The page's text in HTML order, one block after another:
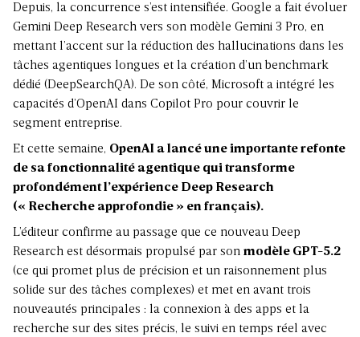
Depuis, la concurrence s’est intensifiée. Google a fait évoluer
Gemini Deep Research vers son modèle Gemini 3 Pro, en
mettant l’accent sur la réduction des hallucinations dans les
tâches agentiques longues et la création d’un benchmark
dédié (DeepSearchQA). De son côté, Microsoft a intégré les
capacités d’OpenAI dans Copilot Pro pour couvrir le
segment entreprise.
Et cette semaine, OpenAI a lancé une importante refonte
de sa fonctionnalité agentique qui transforme
profondément l’expérience Deep Research
(« Recherche approfondie » en français).
L’éditeur confirme au passage que ce nouveau Deep
Research est désormais propulsé par son modèle GPT-5.2
(ce qui promet plus de précision et un raisonnement plus
solide sur des tâches complexes) et met en avant trois
nouveautés principales : la connexion à des apps et la
recherche sur des sites précis, le suivi en temps réel avec